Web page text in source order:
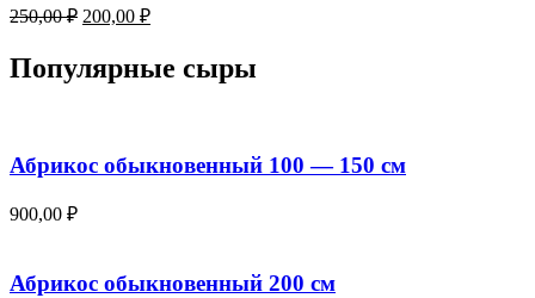
250,00₽ Original
250,00 ₽.
200,00 ₽Current
200,00 ₽.
Популярные сыры
Абрикос обыкновенный 100 — 150 см
900,00 ₽
Абрикос обыкновенный 200 см